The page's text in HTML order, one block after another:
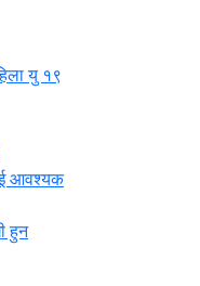
यु १९
आवश्यक
हुन